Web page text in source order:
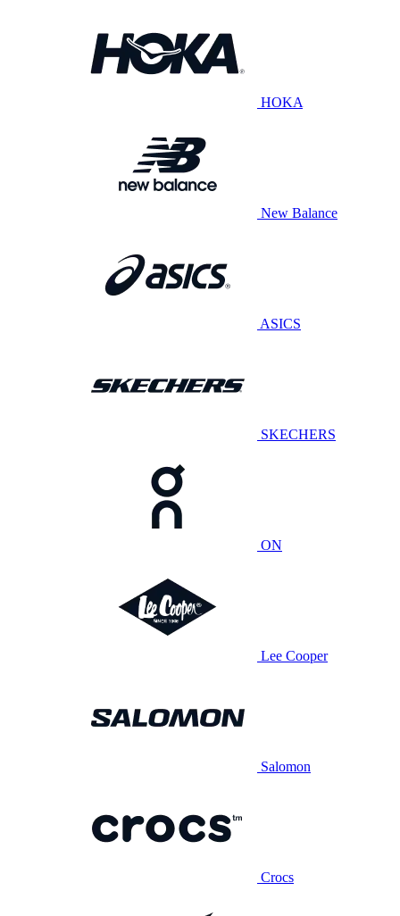
HOKA
New Balance
ASICS
SKECHERS
ON
Lee Cooper
Salomon
Crocs